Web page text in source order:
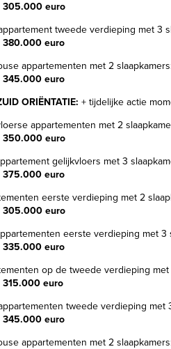
305.000 euro
tweede verdieping met 3
380.000 euro
appartementen met 2
345.000 euro
ORIËNTATIE: + tijdelijke actie
appartementen met 2
350.000 euro
gelijkvloers met 3
375.000 euro
eerste verdieping met 2
305.000 euro
eerste verdieping met 3
335.000 euro
op de tweede verdieping met
315.000 euro
tweede verdieping met
345.000 euro
appartementen met 2